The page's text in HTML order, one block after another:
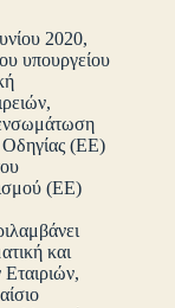
2020,
υπουργείου
Οδηγίας (ΕΕ)
(ΕΕ)
και